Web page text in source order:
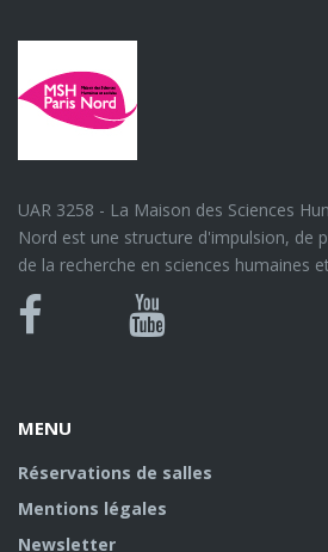
UAR 3258 - La Maison des Sciences
Nord est une structure d'impulsion, de
de la recherche en sciences humaines
MENU
Réservations de salles
Mentions légales
Newsletter